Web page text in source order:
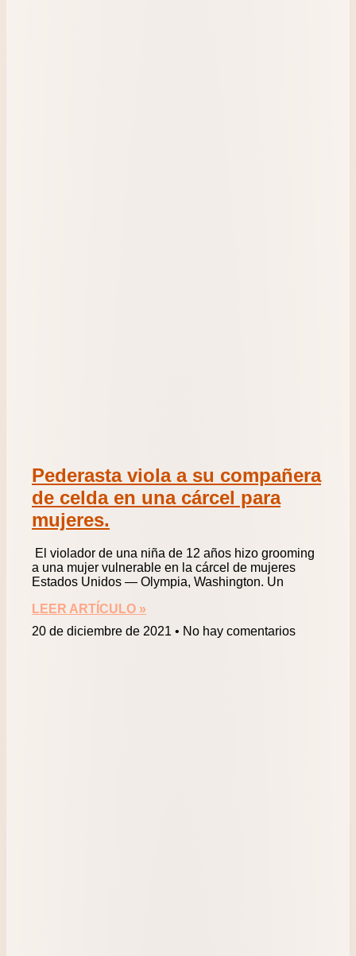
Pederasta viola a su compañera
de celda en una cárcel para
mujeres.
El violador de una niña de 12 años hizo grooming
a una mujer vulnerable en la cárcel de mujeres
Estados Unidos — Olympia, Washington. Un
LEER ARTÍCULO »
20 de diciembre de 2021
No hay comentarios